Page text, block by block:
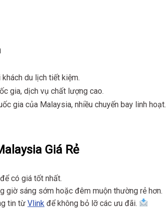
du lịch tiết kiệm.
gia, dịch vụ chất lượng cao.
gia của Malaysia, nhiều chuyến bay linh hoạt.
Giá Rẻ
có giá tốt nhất.
giờ sáng sớm hoặc đêm muộn thường rẻ hơn.
tin từVlink để không bỏ lỡ các ưu đãi.